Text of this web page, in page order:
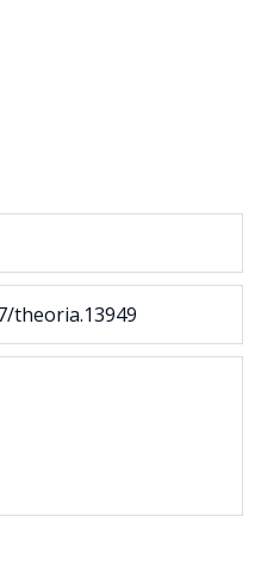
theoria.13949